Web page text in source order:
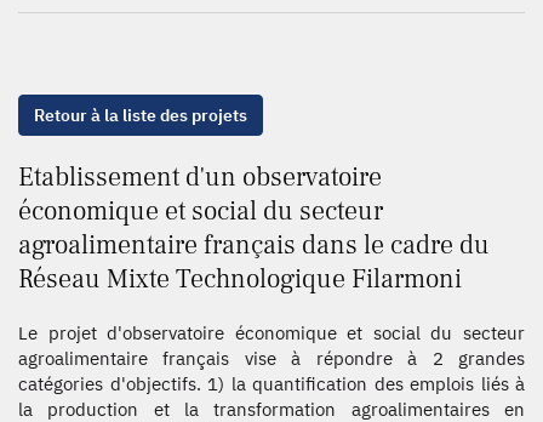
Retour à la liste des projets
Etablissement d'un observatoire
économique et social du secteur
agroalimentaire français dans le cadre du
Réseau Mixte Technologique Filarmoni
Le projet d'observatoire économique et social du secteur
agroalimentaire français vise à répondre à 2 grandes
catégories d'objectifs. 1) la quantification des emplois liés à
la production et la transformation agroalimentaires en